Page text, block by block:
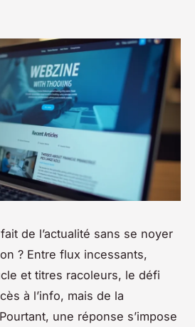
de l’actualité sans se noyer
? Entre flux incessants,
et titres racoleurs, le défi
à l’info, mais de la
une réponse s’impose